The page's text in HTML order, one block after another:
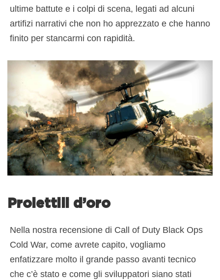
ultime battute e i colpi di scena, legati ad alcuni
artifizi narrativi che non ho apprezzato e che hanno
finito per stancarmi con rapidità.
Proiettili d’oro
Nella nostra recensione di Call of Duty Black Ops
Cold War, come avrete capito, vogliamo
enfatizzare molto il grande passo avanti tecnico
che c’è stato e come gli sviluppatori siano stati